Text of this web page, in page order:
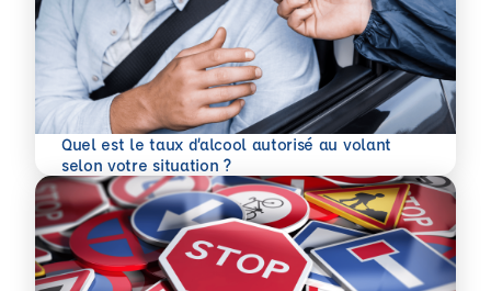
Quel est le taux d’alcool autorisé au volant
selon votre situation ?
En savoir plus